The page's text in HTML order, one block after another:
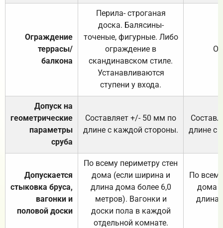
Ограждение
террасы/
балкона
Перила- строганая
доска. Балясины-
точеные, фигурные. Либо
ограждение в
скандинавском стиле.
Устанавливаются
ступени у входа.
Допуск на
геометрические
параметры
сруба
Составляет +/- 50 мм по
длине с каждой стороны.
длине с
Допускается
стыковка бруса,
вагонки и
половой доски
По всему периметру стен
дома (если ширина и
длина дома более 6,0
метров). Вагонки и
доски пола в каждой
отдельной комнате.
По
дома
длина